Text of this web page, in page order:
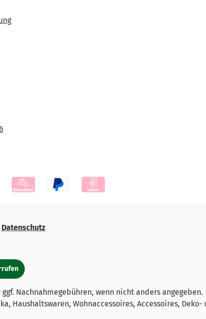
Datenschutz
ggf. Nachnahmegebühren, wenn nicht anders angegeben.
Haushaltswaren, Wohnaccessoires, Accessoires,